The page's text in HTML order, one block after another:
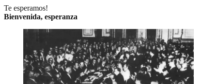
Te esperamos!
Bienvenida, esperanza